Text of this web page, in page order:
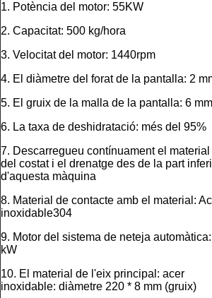
1. Potència del motor: 55KW
2. Capacitat: 500 kg/hora
3. Velocitat del motor: 1440rpm
4. El diàmetre del forat de la pantalla: 2
5. El gruix de la malla de la pantalla: 6 mm
6. La taxa de deshidratació: més del 95%
7. Descarregueu contínuament el
del costat i el drenatge des de la part
d'aquesta màquina
8. Material de contacte amb el material:
inoxidable304
9. Motor del sistema de neteja
kW
10. El material de l'eix principal: acer
inoxidable: diàmetre 220 * 8 mm (gruix)